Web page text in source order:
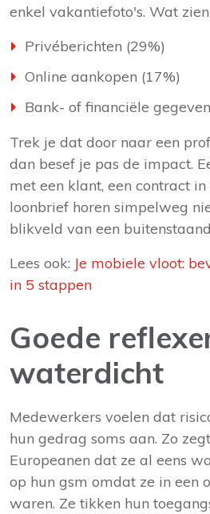
enkel vakantiefoto's. Wat
Privéberichten (29%)
Online aankopen (17%)
Bank- of financiële
Trek je dat door naar een
dan besef je pas de impact.
met een klant, een contract
loonbrief horen simpelweg
blikveld van een
Lees ook: Je mobiele vloot:
in 5 stappen
Goede
waterdicht
Medewerkers voelen dat
hun gedrag soms aan. Zo
Europeanen dat ze al eens
op hun gsm omdat ze in een
waren. Ze tikken hun